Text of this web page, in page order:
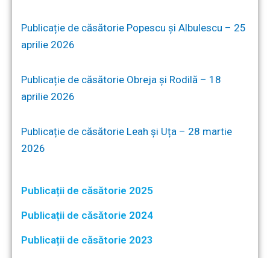
Publicație de căsătorie Popescu și Albulescu – 25
aprilie 2026
Publicație de căsătorie Obreja și Rodilă – 18
aprilie 2026
Publicație de căsătorie Leah și Uța – 28 martie
2026
Publicații de căsătorie 2025
Publicații de căsătorie 2024
Publicații de căsătorie 2023